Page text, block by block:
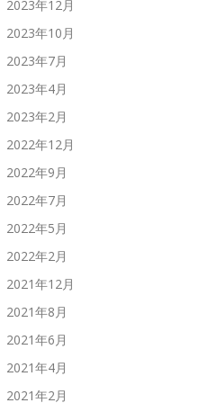
2023年12月
2023年10月
2023年7月
2023年4月
2023年2月
2022年12月
2022年9月
2022年7月
2022年5月
2022年2月
2021年12月
2021年8月
2021年6月
2021年4月
2021年2月